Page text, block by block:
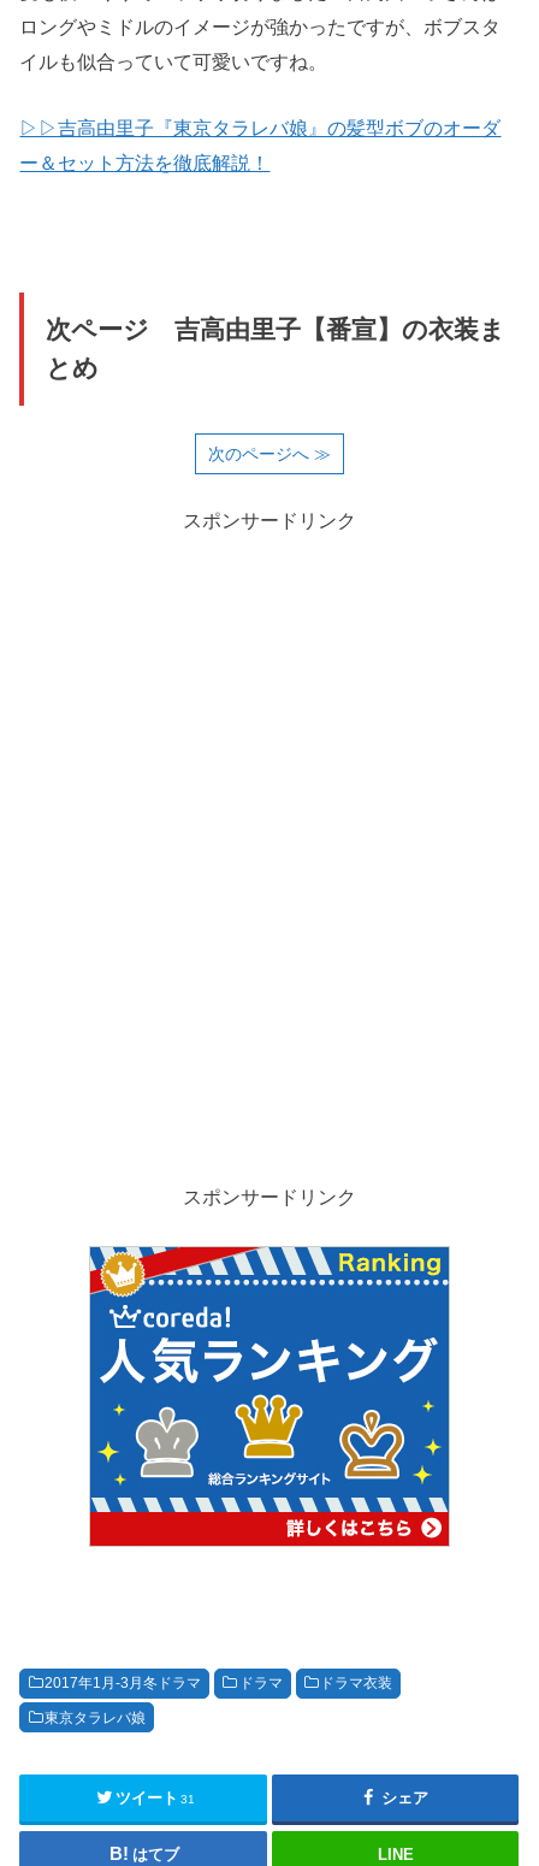
ロングやミドルのイメージが強かったですが、ボブスタ
イルも似合っていて可愛いですね。
▷▷吉高由里子『東京タラレバ娘』の髪型ボブのオーダ
ー＆セット方法を徹底解説！
次ページ 吉高由里子【番宣】の衣装ま
とめ
次のページへ ≫
スポンサードリンク
スポンサードリンク
2017年1月-3月冬ドラマ ドラマ ドラマ衣装
東京タラレバ娘
ツイート 31 シェア
はてブ LINE